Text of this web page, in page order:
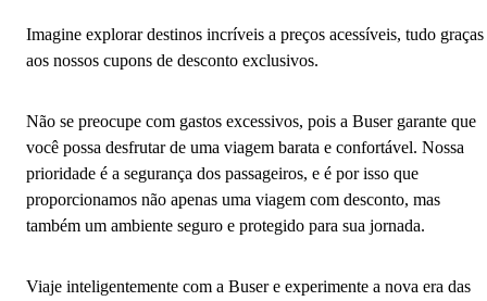
Imagine explorar destinos incríveis a preços acessíveis, tudo graças
aos nossos cupons de desconto exclusivos.
Não se preocupe com gastos excessivos, pois a Buser garante que
você possa desfrutar de uma viagem barata e confortável. Nossa
prioridade é a segurança dos passageiros, e é por isso que
proporcionamos não apenas uma viagem com desconto, mas
também um ambiente seguro e protegido para sua jornada.
Viaje inteligentemente com a Buser e experimente a nova era das